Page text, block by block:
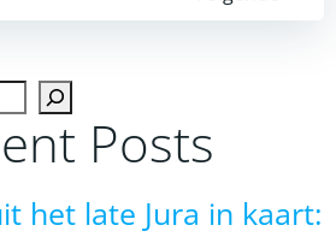
navigation
Posts
het late Jura in kaart: